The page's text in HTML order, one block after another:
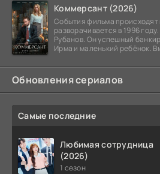
Коммерсант (2026)
События фильма происходят
разворачивается в 1996
Рубанов. Он успешный
Ирма и маленький ребёнок.
Обновления сериалов
Самые последние
Любимая сотрудница
(2026)
1 сезон